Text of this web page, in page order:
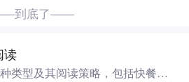
到底了——
读
类型及其阅读策略，包括快餐